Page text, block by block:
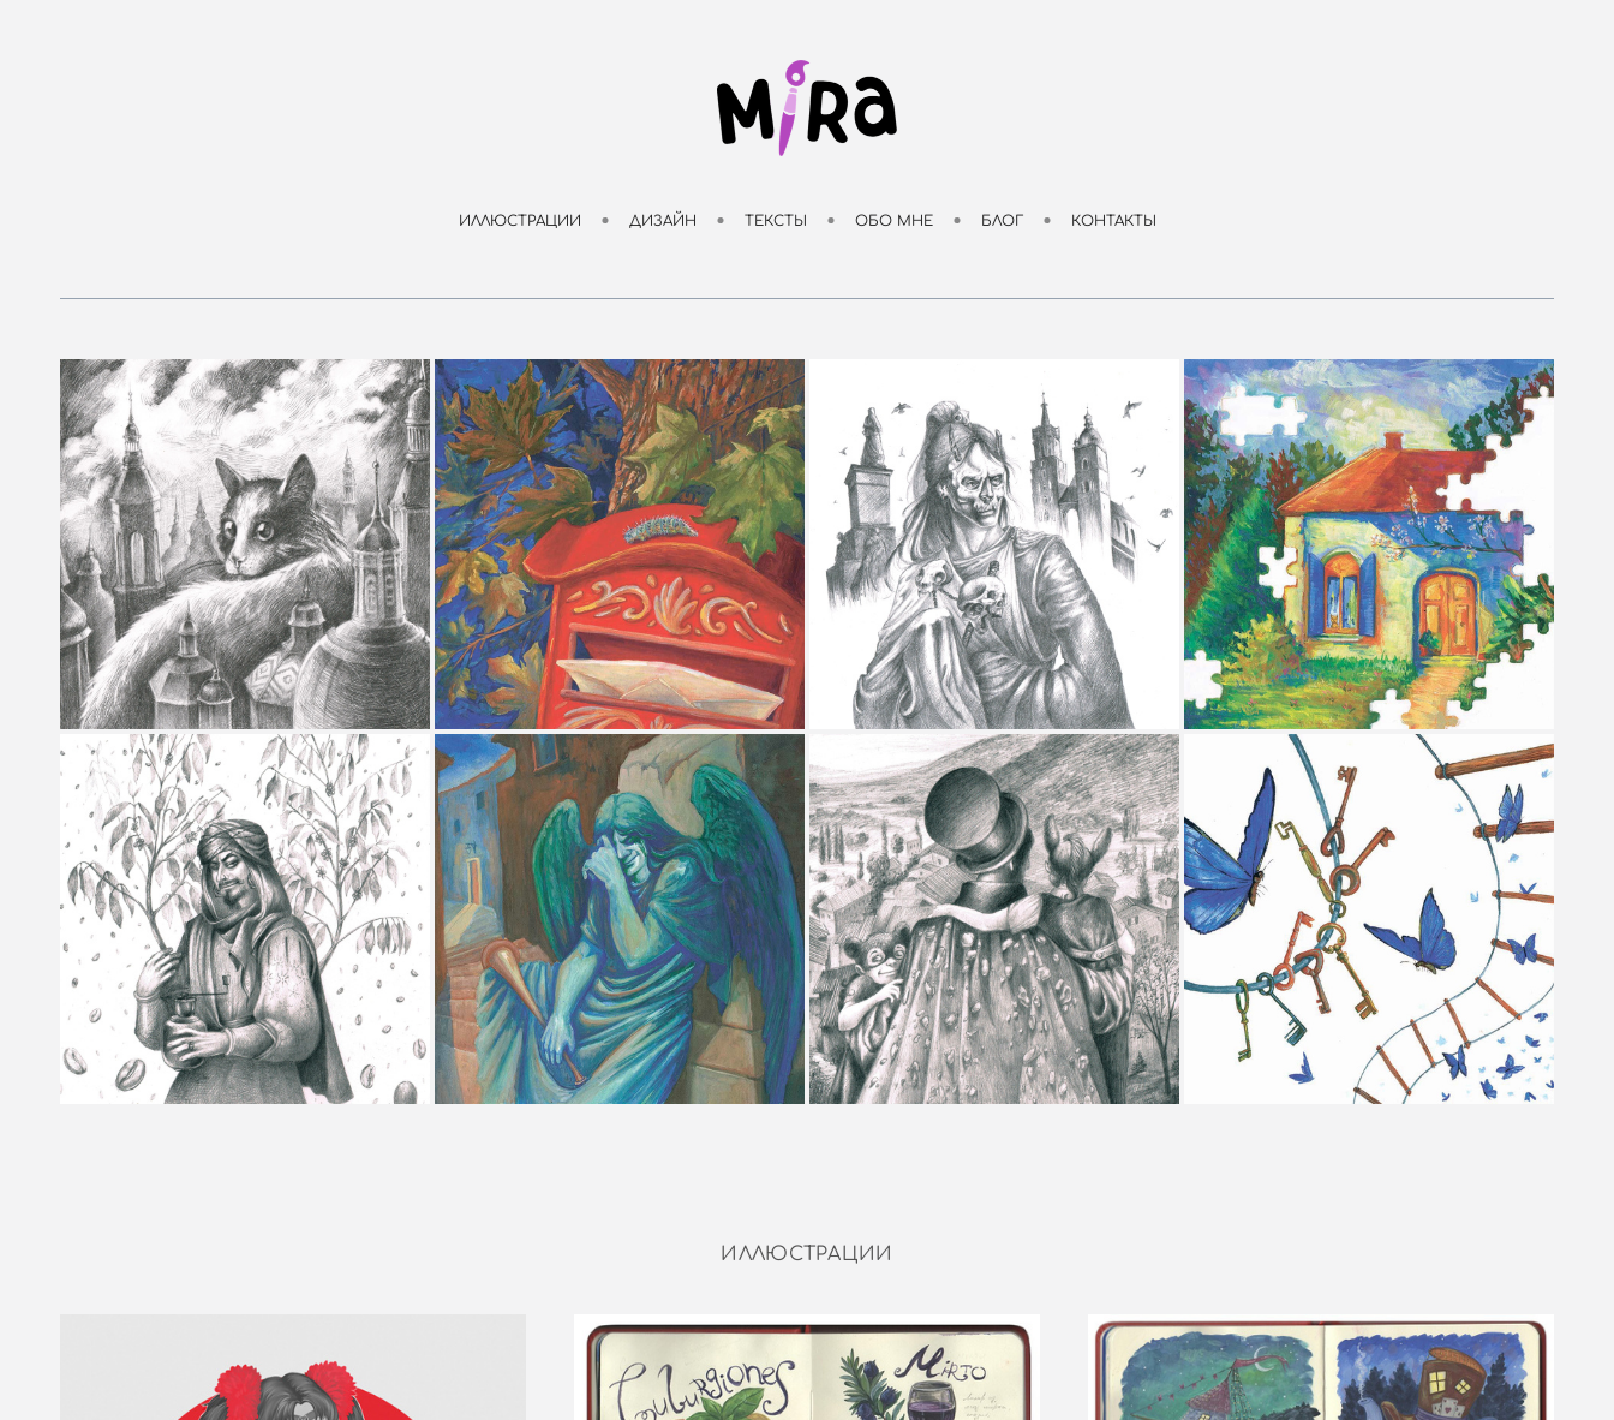
ИЛЛЮСТРАЦИИ ДИЗАЙН ТЕКСТЫ ОБО МНЕ БЛОГ КОНТАКТЫ
ИЛЛЮСТРАЦИИ